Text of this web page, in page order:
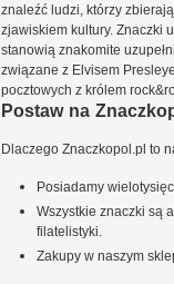
znaleźć ludzi, którzy
zjawiskiem kultury. Znaczki
stanowią znakomite
związane z Elvisem
pocztowych z królem
Postaw na
Dlaczego Znaczkopol.pl to
Posiadamy
Wszystkie znaczki są
filatelistyki.
Zakupy w naszym